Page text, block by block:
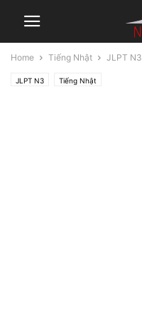
Home Tiếng Nhật JLPT N3
JLPT N3 Tiếng Nhật